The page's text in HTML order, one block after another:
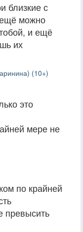
близкие с
можно
и ещё
их
(10+)
это
мере не
по крайней
превысить